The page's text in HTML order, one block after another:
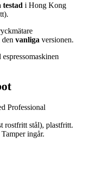
i Hong Kong
vanliga versionen.
Professional
rostfritt stål), plastfritt.
Tamper ingår.